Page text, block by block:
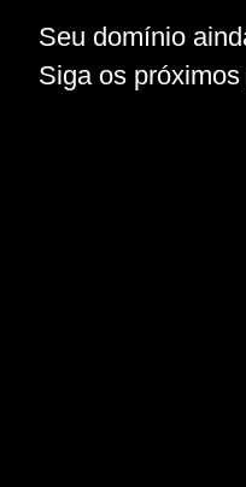
Seu domínio
Siga os